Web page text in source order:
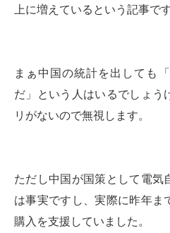
上に増えているという記事です
まぁ中国の統計を出しても
だ」という人はいるでしょう
リがないので無視します。
ただし中国が国策として電気
は事実ですし、実際に昨年ま
購入を支援していました。